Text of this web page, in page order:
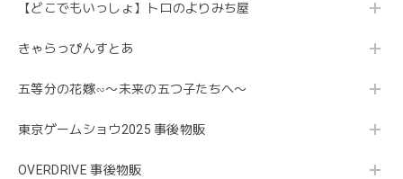
【どこでもいっしょ】トロのよりみち屋
きゃらっぴんすとあ
五等分の花嫁∽〜未来の五つ子たちへ〜
東京ゲームショウ2025 事後物販
OVERDRIVE 事後物販